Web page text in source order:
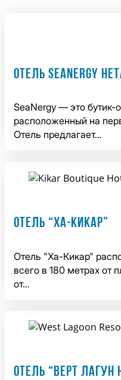
ОТЕЛЬ SEANERGY
SeaNergy — это бутик-
расположенный на
Отель предлагает…
ОТЕЛЬ “ХА-КИКАР”
Отель "Ха-Кикар"
всего в 180 метрах от
от…
ОТЕЛЬ “ВЕРТ ЛАГУН